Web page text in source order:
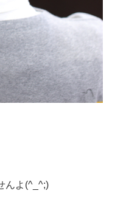
んよ(^_^;)